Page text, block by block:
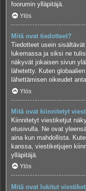
foorumin ylläpitäjä.
Ylös
Mitä ovat tiedotteet?
Tiedotteet usein
lukemassa ja siksi ne
näkyvät jokaisen sivun
lähetetty. Kuten
lähettämisen oikeudet
Ylös
Mitä ovat kiinnitetyt
Kiinnitetyt viestiketjut
etusivulla. Ne ovat
aina kun mahdollista.
kanssa, viestiketjujen
ylläpitäjä.
Ylös
Mitä ovat lukitut